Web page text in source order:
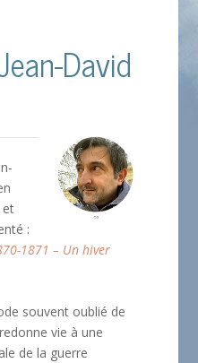
David
et
:
1871 – Un hiver
souvent oublié de
vie à une
de la guerre